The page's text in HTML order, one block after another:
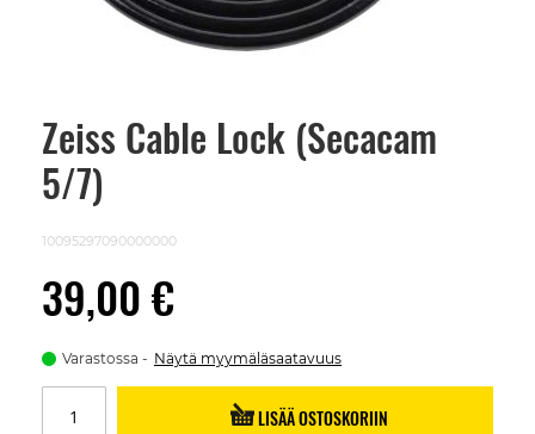
Zeiss Cable Lock (Secacam
5/7)
10095297090000000
39,00 €
Varastossa Näytä myymäläsaatavuus
LISÄÄ OSTOSKORIIN
Skip
beginning
images